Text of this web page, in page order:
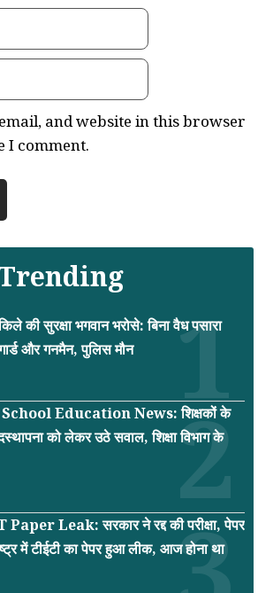
and website in this browser
I comment.
की सुरक्षा भगवान भरोसे: बिना वैध पसारा
और गनमैन, पुलिस मौन
Education News: शिक्षकों के
को लेकर उठे सवाल, शिक्षा विभाग के
Leak: सरकार ने रद्द की परीक्षा, पेपर
में टीईटी का पेपर हुआ लीक, आज होना था